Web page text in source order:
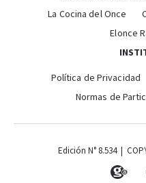
La Cocina del Once
Elonce
Política de Privacidad
Normas de
Edición N° 8.534 |